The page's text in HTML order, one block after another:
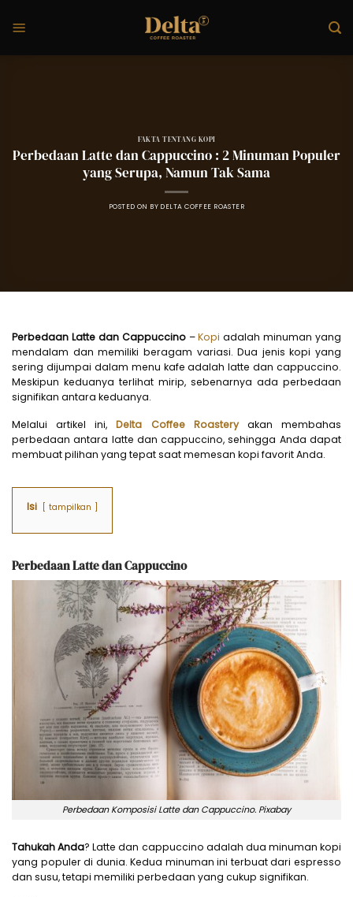
content
FAKTA TENTANG KOPI
Perbedaan Latte dan Cappuccino : 2 Minuman Populer
yang Serupa, Namun Tak Sama
POSTED ON BY DELTA COFFEE ROASTER
Perbedaan Latte dan Cappuccino–Kopi adalah minuman yang
mendalam dan memiliki beragam variasi. Dua jenis kopi yang
sering dijumpai dalam menu kafe adalah latte dan cappuccino.
Meskipun keduanya terlihat mirip, sebenarnya ada perbedaan
signifikan antara keduanya.
Melalui artikel ini,Delta Coffee Roasteryakan membahas
perbedaan antara latte dan cappuccino, sehingga Anda dapat
membuat pilihan yang tepat saat memesan kopi favorit Anda.
Isi tampilkan
Perbedaan Latte dan Cappuccino
Perbedaan Komposisi Latte dan Cappuccino. Pixabay
Tahukah Anda? Latte dan cappuccino adalah dua minuman kopi
yang populer di dunia. Kedua minuman ini terbuat dari espresso
dan susu, tetapi memiliki perbedaan yang cukup signifikan.